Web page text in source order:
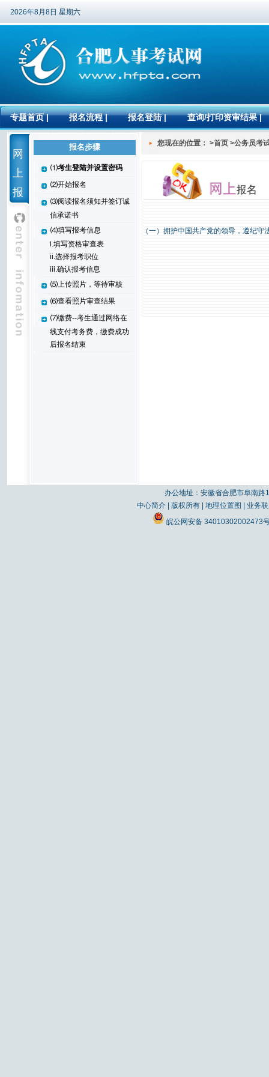
2026年8月8日 星期六
专题首页 | 报名流程| 报名登陆 | 查询/打印资审结果|
网
上
报
名
报名步骤
⑴考生登陆并设置密码
⑵开始报名
⑶阅读报名须知并签订诚
信承诺书
⑷填写报考信息
i.填写资格审查表
ii.选择报考职位
iii.确认报考信息
⑸上传照片，等待审核
⑹查看照片审查结果
⑺缴费--考生通过网络在
线支付考务费，缴费成功
后报名结束
您现在的位置： >首页 >公务员考
（一）拥护中国共产党的领导，遵纪
办公地址：安徽省合肥市阜南
中心简介| 版权所有| 地理位置图
业务
皖公网安备 34010302002473